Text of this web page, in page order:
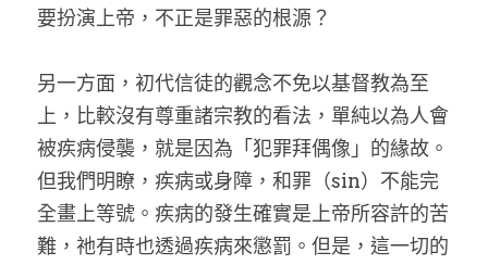
要扮演上帝，不正是罪惡的根源？
另一方面，初代信徒的觀念不免以基督教為至
上，比較沒有尊重諸宗教的看法，單純以為人會
被疾病侵襲，就是因為「犯罪拜偶像」的緣故。
但我們明瞭，疾病或身障，和罪（sin）不能完
全畫上等號。疾病的發生確實是上帝所容許的苦
難，祂有時也透過疾病來懲罰。但是，這一切的